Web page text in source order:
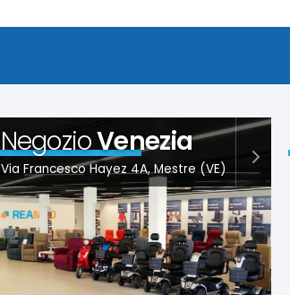
NegozioVenezia
Via Francesco Hayez 4A, Mestre (VE)